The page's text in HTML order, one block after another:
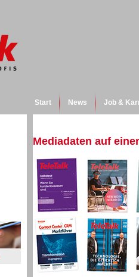
Start News Job &
Mediadaten auf